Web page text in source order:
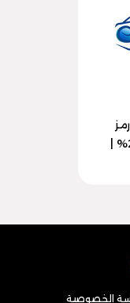
الكوبون (Wadi) | خصم 25% |
الخصوصية